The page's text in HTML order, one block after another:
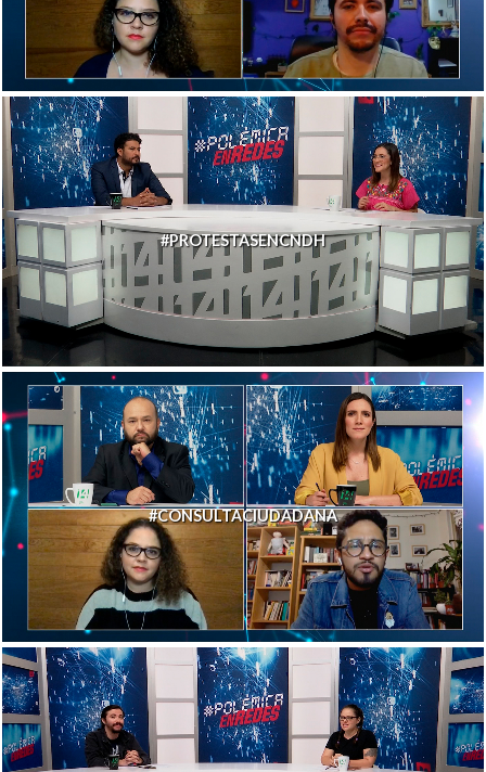
#PROTESTASENCNDH
#CONSULTACIUDADANA